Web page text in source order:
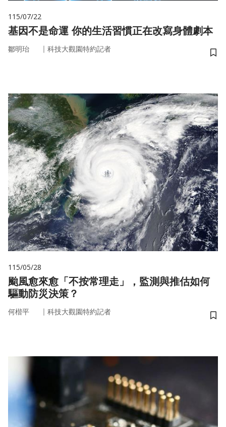
115/07/22
基因不是命運 你的生活習慣正在改寫身體劇本
鄒明珆 ｜ 科技大觀園特約記者
儲
115/05/28
颱風愈來愈「不按常理走」，監測與推估如何
驅動防災決策？
何楷平 ｜ 科技大觀園特約記者
儲